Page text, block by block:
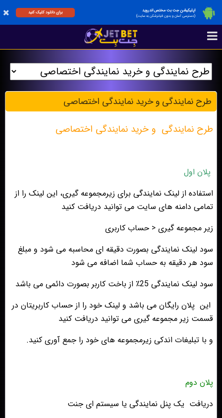
اپلیکیشن جت بت مختص اندروید
(دسترسی آسان و بدون فیلترشکن به سایت)
برای دانلود کلیک کنید
طرح نمايندگى و خريد نمايندگى اختصاصى
طرح نمايندگى و خريد نمايندگى اختصاصى
پلان اول
استفاده از لینک نمایندگی برای زیرمجموعه گیری، این لینک را از
تمامی دامنه های سایت می توانید دریافت کنید
زیر مجموعه گیری < حساب کاربری
سود لینک نمایندگی بصورت دقیقه ای محاسبه می شود و مبلغ
سود هر دقیقه به حساب شما اضافه می شود
سود لینک نمایندگی 25٪ از باخت کاربر بصورت
دائمی می باشد
این پلان رایگان می باشد و لینک خود را از حساب کاربریتان در
قسمت زیر مجموعه گیری می توانید دریافت کنید
و با تبلیغات اندکی زیرمجموعه های خود را جمع آوری کنید.
پلان دوم
دریافت یک پنل نمایندگی یا سیستم ای جنت